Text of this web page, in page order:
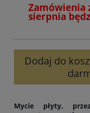
Zamówienia
sierpnia
Dodaj do
Mycie płyty,